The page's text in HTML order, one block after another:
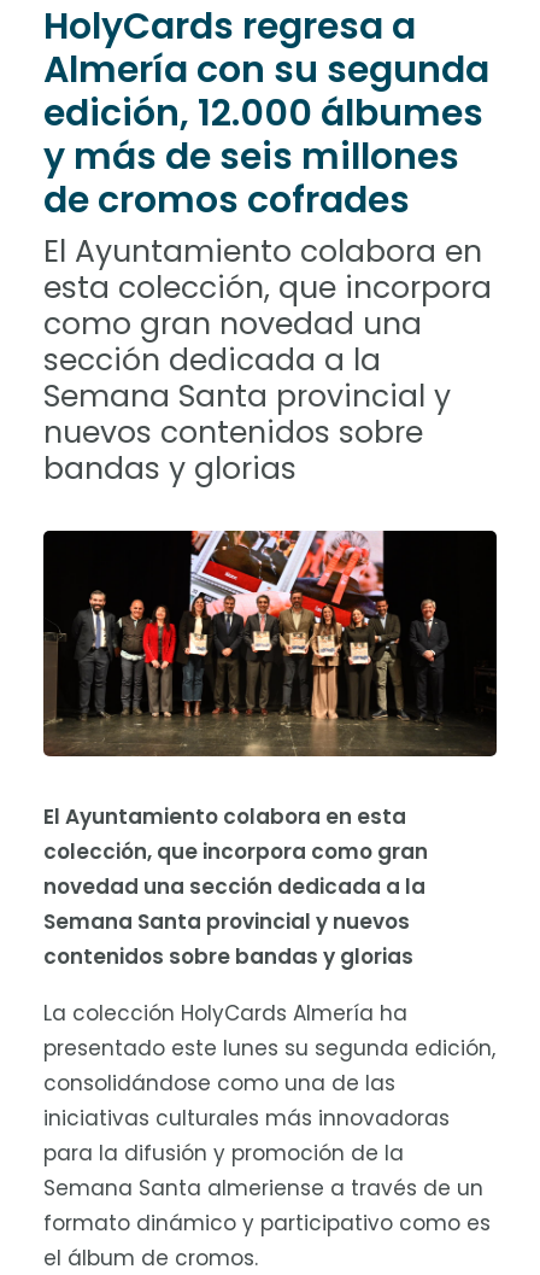
HolyCards regresa a
Almería con su segunda
edición, 12.000 álbumes
y más de seis millones
de cromos cofrades
El Ayuntamiento colabora en
esta colección, que incorpora
como gran novedad una
sección dedicada a la
Semana Santa provincial y
nuevos contenidos sobre
bandas y glorias
El Ayuntamiento colabora en esta
colección, que incorpora como gran
novedad una sección dedicada a la
Semana Santa provincial y nuevos
contenidos sobre bandas y glorias
La colección HolyCards Almería ha
presentado este lunes su segunda edición,
consolidándose como una de las
iniciativas culturales más innovadoras
para la difusión y promoción de la
Semana Santa almeriense a través de un
formato dinámico y participativo como es
el álbum de cromos.